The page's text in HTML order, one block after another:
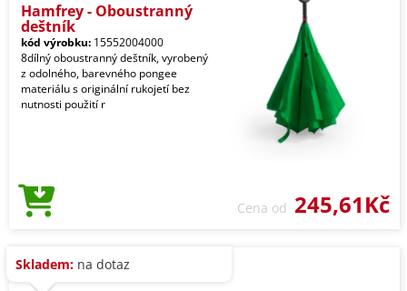
Hamfrey - Oboustranný
deštník
kód výrobku: 15552004000
8dílný oboustranný deštník, vyrobený
z odolného, barevného pongee
materiálu s originální rukojetí bez
nutnosti použití r
Cena od 245,61Kč
Skladem: na dotaz